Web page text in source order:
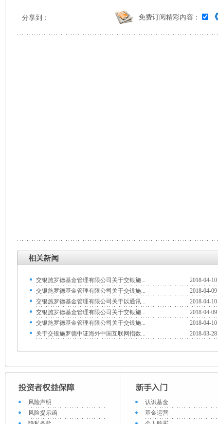
分享到： 免费订阅精彩内容：
2018-04-10
交银施罗德基金管理有限公司关于交银施...
2018-04-09
交银施罗德基金管理有限公司关于交银施...
2018-04-10
交银施罗德基金管理有限公司关于以通讯...
2018-04-09
交银施罗德基金管理有限公司关于交银施...
2018-04-10
交银施罗德基金管理有限公司关于交银施...
2018-03-28
关于交银施罗德中证海外中国互联网指数...
风险声明
风险提示函
认识基金
基金运营